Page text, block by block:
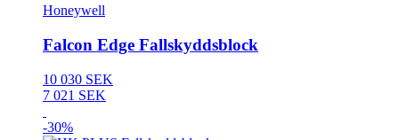
Honeywell
Falcon Edge Fallskyddsblock
10 030 SEK
7 021 SEK
-30%